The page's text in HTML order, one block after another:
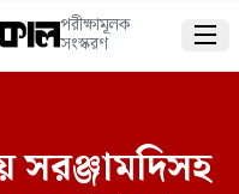
পরীক্ষামূলক
সংস্করণ 
সরঞ্জামদিসহ